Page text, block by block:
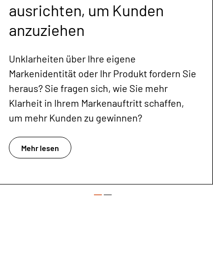
ausrichten, um Kunden
anzuziehen
Unklarheiten über Ihre eigene
Markenidentität oder Ihr Produkt fordern Sie
heraus? Sie fragen sich, wie Sie mehr
Klarheit in Ihrem Markenauftritt schaffen,
um mehr Kunden zu gewinnen?
Mehr lesen